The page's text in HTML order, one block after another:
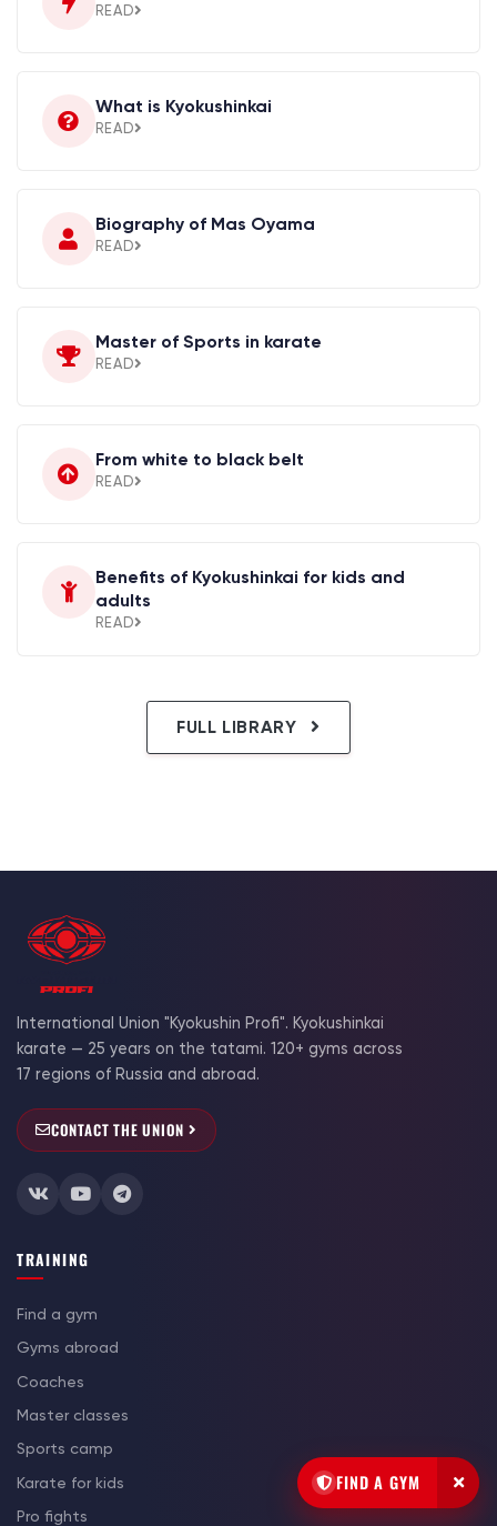
READ
What is Kyokushinkai
READ
Biography of Mas Oyama
READ
Master of Sports in karate
READ
From white to black belt
READ
Benefits of Kyokushinkai for kids and
adults
READ
FULL LIBRARY
International Union "Kyokushin Profi". Kyokushinkai
karate — 25 years on the tatami. 120+ gyms across
17 regions of Russia and abroad.
CONTACT THE UNION
TRAINING
Find a gym
Gyms abroad
Coaches
Master classes
Sports camp
Karate for kids
Pro fights
FIND A GYM